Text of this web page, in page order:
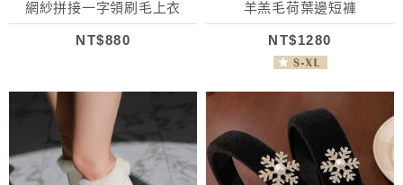
網紗拼接一字領刷毛上衣
NT$880
羊羔毛荷葉邊短褲
NT$1280